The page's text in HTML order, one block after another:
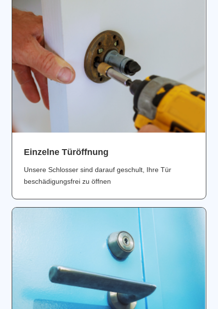
Einzelne Türöffnung
Unsere Schlosser sind darauf geschult, Ihre Tür
beschädigungsfrei zu öffnen